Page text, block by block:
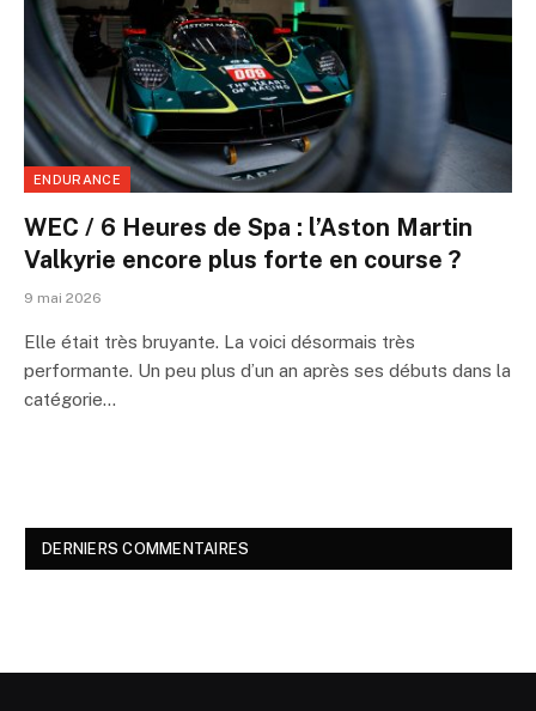
ENDURANCE
WEC / 6 Heures de Spa : l’Aston Martin
Valkyrie encore plus forte en course ?
9 mai 2026
Elle était très bruyante. La voici désormais très
performante. Un peu plus d’un an après ses débuts dans la
catégorie…
DERNIERS COMMENTAIRES